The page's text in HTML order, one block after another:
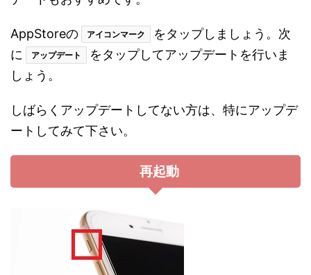
AppStoreの アイコンマーク
をタップしましょう。次
に
アップデート
をタップしてアップデートを行いま
しょう。
しばらくアップデートしてない方は、特にアップデ
ートしてみて下さい。
再起動